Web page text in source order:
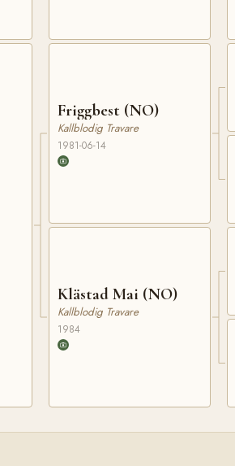
Friggbest (NO)
Kallblodig Travare
1981-06-14
Klästad Mai (NO)
Kallblodig Travare
1984